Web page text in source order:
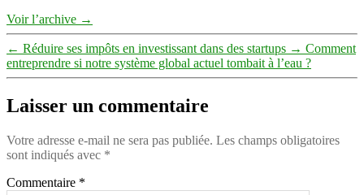
Voir l’archive →
← Réduire ses impôts en investissant dans des startups → Comment
entreprendre si notre système global actuel tombait à l’eau ?
Laisser un commentaire
Votre adresse e-mail ne sera pas publiée. Les champs obligatoires
sont indiqués avec *
Commentaire *